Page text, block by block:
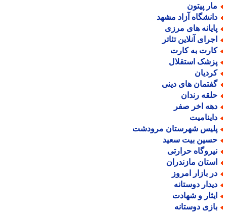
پیتون
آزاد مشهد
های مرزی
آنلاین تئاتر
به کارت
استقلال
های دینی
رندان
اخر صفر
شهرستان مرودشت
بیت سعید
حرارتی
مازندران
بازار امروز
دوستانه
و شهادت
دوستانه